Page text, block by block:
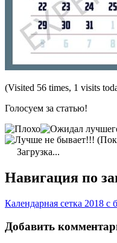
(Visited 56 times, 1 visits
Голосуем за статью!
Загрузка...
Навигация по
Календарная сетка 2018
Добавить